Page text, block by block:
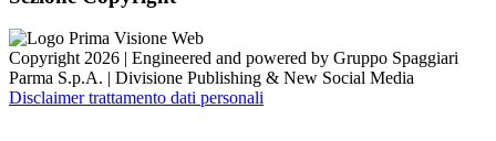
Copyright 2026 | Engineered and powered by Gruppo Spaggiari
Parma S.p.A. | Divisione Publishing & New Social Media
Disclaimer trattamento dati personali